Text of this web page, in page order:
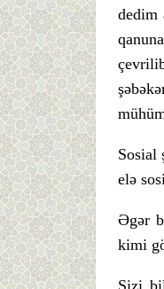
dedim
Sosial
elə
Əgər
kimi